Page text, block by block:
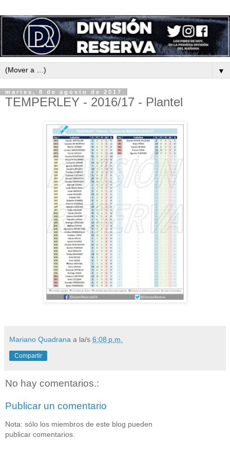
▼
martes, 8 de agosto de 2017
TEMPERLEY - 2016/17 - Plantel
Mariano Quadrana a la/s 6:08 p.m.
Compartir
No hay comentarios.:
Publicar un comentario
Nota: sólo los miembros de este blog pueden
publicar comentarios.